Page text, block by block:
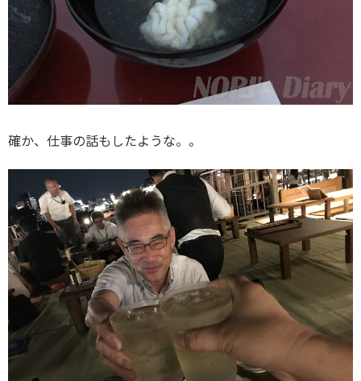
確か、仕事の話もしたような。。